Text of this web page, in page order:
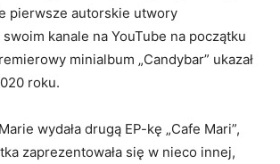
pierwsze autorskie utwory
swoim kanale na YouTube na początku
minialbum „Candybar” ukazał
roku.
wydała drugą EP-kę „Cafe Mari”,
zaprezentowała się w nieco innej,